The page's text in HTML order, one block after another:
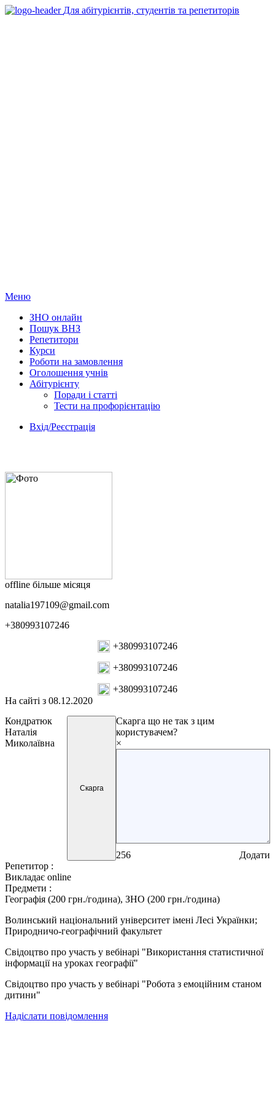
Для абітурієнтів, студентів та репетиторів
Меню
ЗНО онлайн
Пошук ВНЗ
Репетитори
Курси
Роботи на замовлення
Оголошення учнів
Абітурієнту
Поради і статті
Тести на профорієнтацію
Вхід/Реєстрація
offline більше місяця
natalia197109@gmail.com
+380993107246
+380993107246
+380993107246
+380993107246
На сайті з 08.12.2020
Кондратюк
Наталія
Миколаївна
Скарга
Скарга що не так з цим
користувачем?
×
256
Додати
Репетитор :
Викладає online
Предмети :
Географія (200 грн./година), ЗНО (200 грн./година)
Волинський національний університет імені Лесі Українки;
Природничо-географічний факультет
Свідоцтво про участь у вебінарі "Використання статистичної
інформації на уроках географії"
Свідоцтво про участь у вебінарі "Робота з емоційним станом
дитини"
Надіслати повідомлення